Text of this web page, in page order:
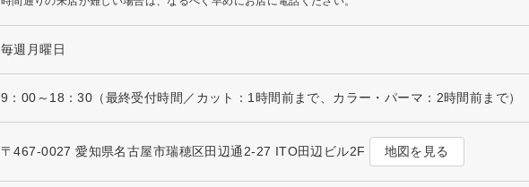
毎週月曜日
9：00～18：30（最終受付時間／カット：1時間前まで、カラー・パーマ：2時間前まで）
〒467-0027 愛知県名古屋市瑞穂区田辺通2-27 ITO田辺ビル2F 地図を見る